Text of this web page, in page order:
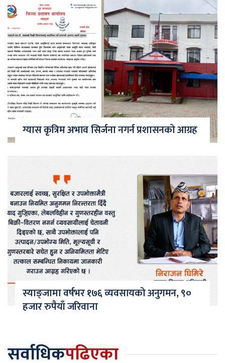
ग्यास कृत्रिम अभाव सिर्जना नगर्न प्रशासनको आग्रह
स्याङ्जामा वर्षभर १७६ व्यवसायको अनुगमन, ९०
हजार रुपैयाँ जरिवाना
सर्वाधिकपढिएका